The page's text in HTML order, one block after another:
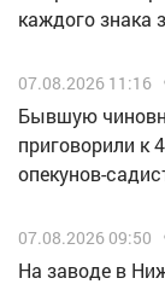
каждого знака
07.08.2026 11:16
Бывшую
приговорили к
опекунов-
07.08.2026 09:50
Н️а заводе в